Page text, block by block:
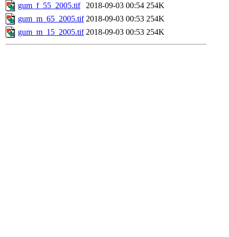
gum_f_55_2005.tif
2018-09-03 00:54 254K
gum_m_65_2005.tif 2018-09-03 00:53 254K
gum_m_15_2005.tif 2018-09-03 00:53 254K